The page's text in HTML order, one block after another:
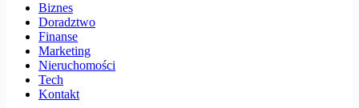
Biznes
Doradztwo
Finanse
Marketing
Nieruchomości
Tech
Kontakt